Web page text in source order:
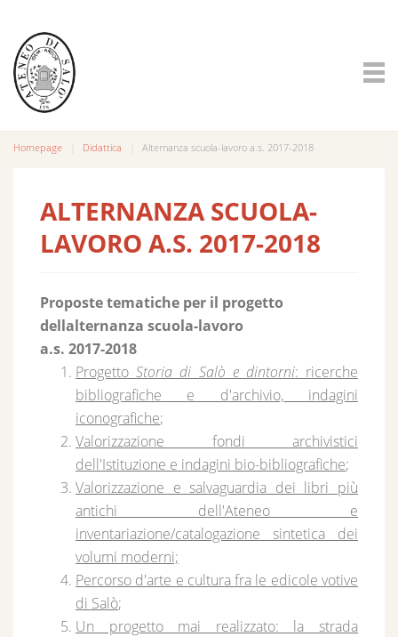
Homepage Didattica Alternanza scuola-lavoro a.s. 2017-2018
ALTERNANZA SCUOLA-
LAVORO A.S. 2017-2018
Proposte tematiche per il progetto
dellalternanza scuola-lavoro
a.s. 2017-2018
Progetto Storia di Salò e dintorni: ricerche
bibliografiche e d'archivio, indagini
iconografiche;
Valorizzazione fondi archivistici
dell'Istituzione e indagini bio-bibliografiche;
Valorizzazione e salvaguardia dei libri più
antichi dell'Ateneo e
inventariazione/catalogazione sintetica dei
volumi moderni;
Percorso d'arte e cultura fra le edicole votive
di Salò;
Un progetto mai realizzato: la strada